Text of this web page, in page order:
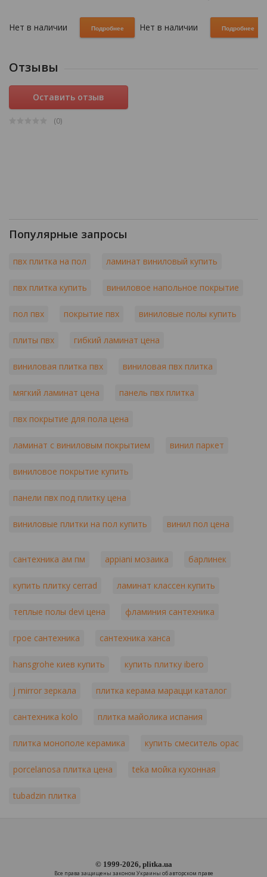
Нет в наличии
Подробнее
Нет в наличии
Подробнее
Отзывы
(0)
Оставить отзыв
Популярные запросы
пвх плитка на пол ламинат виниловый купить
пвх плитка купить виниловое напольное покрытие
пол пвх покрытие пвх виниловые полы купить
плиты пвх гибкий ламинат цена
виниловая плитка пвх виниловая пвх плитка
мягкий ламинат цена панель пвх плитка
пвх покрытие для пола цена
ламинат с виниловым покрытием винил паркет
виниловое покрытие купить
панели пвх под плитку цена
виниловые плитки на пол купить винил пол цена
сантехника ам пм appiani мозаика барлинек
купить плитку cerrad ламинат классен купить
теплые полы devi цена фламиния сантехника
грое сантехника сантехника ханса
hansgrohe киев купить купить плитку ibero
j mirror зеркала плитка керама марацци каталог
сантехника kolo плитка майолика испания
плитка монополе керамика купить смеситель орас
porcelanosa плитка цена teka мойка кухонная
tubadzin плитка
© 1999-2026, plitka.ua
Все права защищены законом Украины об авторском праве